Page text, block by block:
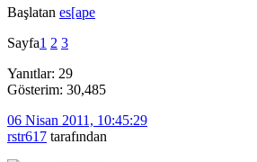
Başlatan es[ape
Sayfa1 2 3
Yanıtlar: 29
Gösterim: 30,485
06 Nisan 2011, 10:45:29
rstr617 tarafından